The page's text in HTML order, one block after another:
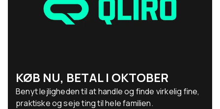
KØB NU, BETAL I OKTOBER
Benyt lejligheden til at handle og finde virkelig fine,
praktiske og seje ting til hele familien.